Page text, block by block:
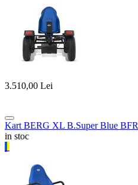
3.510,00 Lei
Kart BERG XL B.Super Blue BFR
in stoc